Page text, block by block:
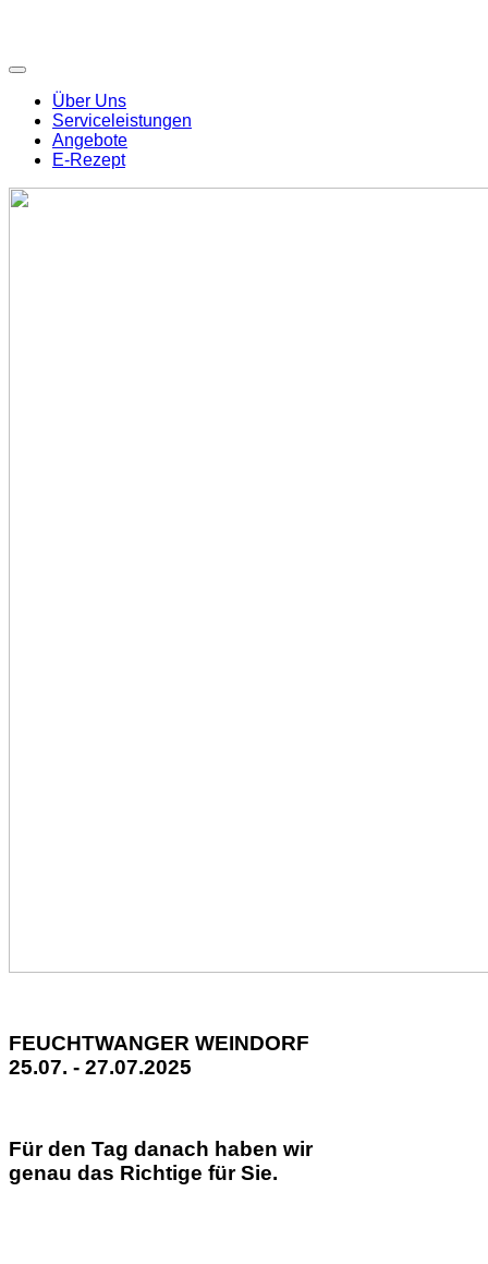
Über Uns
Serviceleistungen
Angebote
E-Rezept
FEUCHTWANGER WEINDORF
25.07. - 27.07.2025
Für den Tag danach haben wir
genau das Richtige für Sie.